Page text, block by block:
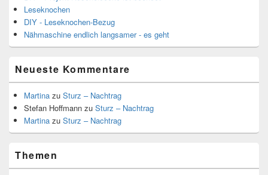
Leseknochen
DIY - Leseknochen-Bezug
Nähmaschine endlich langsamer - es geht
Neueste Kommentare
Martina zu Sturz – Nachtrag
Stefan Hoffmann zu Sturz – Nachtrag
Martina zu Sturz – Nachtrag
Themen